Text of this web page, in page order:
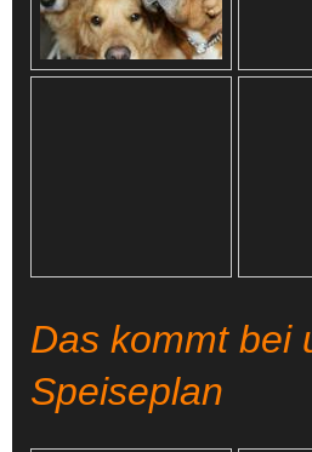
Das kommt bei
Speiseplan